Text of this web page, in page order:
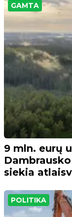
GAMTA
9 mln. eurų
siekia
POLITIKA